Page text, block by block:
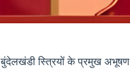
बुंदेलखंडी स्त्रियों के प्रमुख अभूषण